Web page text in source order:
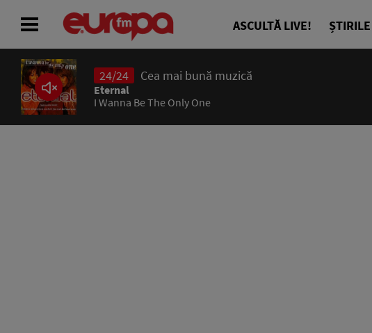
ASCULTĂ LIVE!
24/24 Cea mai bună muzică
Eternal
I Wanna Be The Only One
ACASĂ
ȘTIRI